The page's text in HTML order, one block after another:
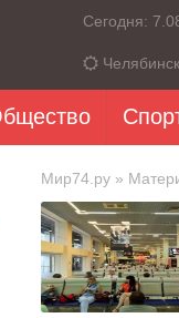
Сегодня:
Челябинск
Мир74.ру »